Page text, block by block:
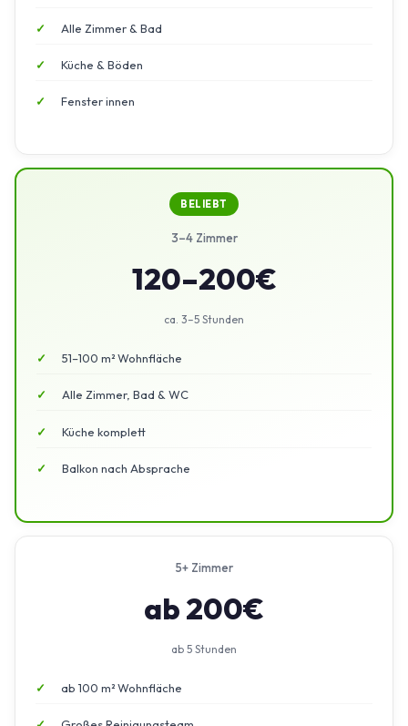
Alle Zimmer & Bad
Küche & Böden
Fenster innen
BELIEBT
3–4 Zimmer
120–200€
ca. 3–5 Stunden
51–100 m² Wohnfläche
Alle Zimmer, Bad & WC
Küche komplett
Balkon nach Absprache
5+ Zimmer
ab 200€
ab 5 Stunden
ab 100 m² Wohnfläche